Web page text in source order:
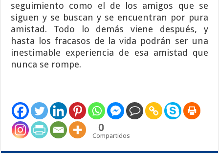
seguimiento como el de los amigos que se
siguen y se buscan y se encuentran por pura
amistad. Todo lo demás viene después, y
hasta los fracasos de la vida podrán ser una
inestimable experiencia de esa amistad que
nunca se rompe.
0
Compartidos